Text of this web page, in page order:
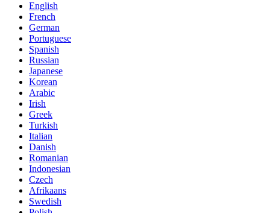
English
French
German
Portuguese
Spanish
Russian
Japanese
Korean
Arabic
Irish
Greek
Turkish
Italian
Danish
Romanian
Indonesian
Czech
Afrikaans
Swedish